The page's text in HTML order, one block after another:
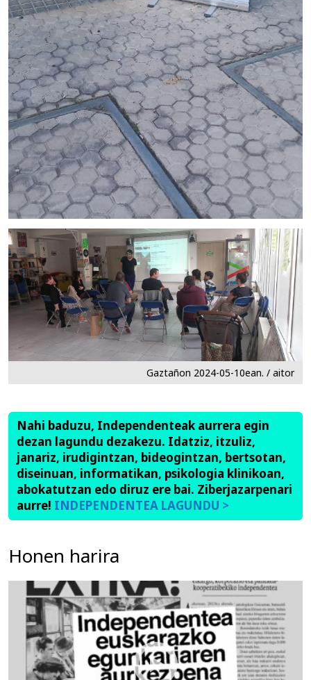
Gaztañon 2024-05-10ean. / aitor
Nahi baduzu, Independenteak aurrera egin
dezan lagundu dezakezu. Idatziz, itzuliz,
janariz, irudigintzan, bideogintzan, bertsotan,
diseinuan, informatikan, psikologia klinikoan,
abokatutzan edo diruz ere bai. Ziberjazarpenari
aurre! INDEPENDENTEA LAGUNDU >
Honen harira